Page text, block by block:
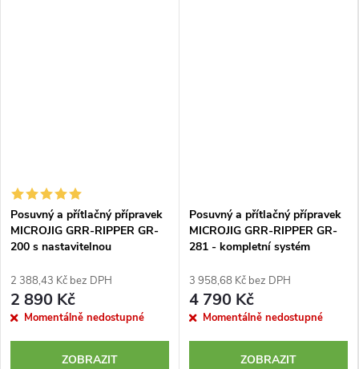
Posuvný a přítlačný přípravek
MICROJIG GRR-RIPPER GR-
200 s nastavitelnou
2 388,43 Kč bez DPH
2 890 Kč
Momentálně nedostupné
ZOBRAZIT
Posuvný a přítlačný přípravek
MICROJIG GRR-RIPPER GR-
281 - kompletní systém
3 958,68 Kč bez DPH
4 790 Kč
Momentálně nedostupné
ZOBRAZIT